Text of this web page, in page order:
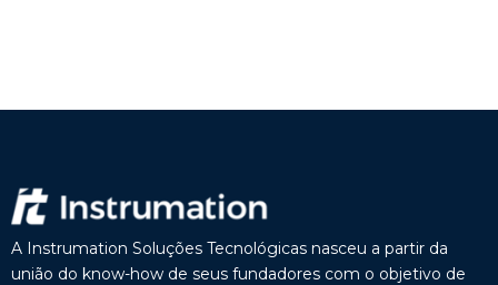
A Instrumation Soluções Tecnológicas nasceu a partir da
união do know-how de seus fundadores com o objetivo de